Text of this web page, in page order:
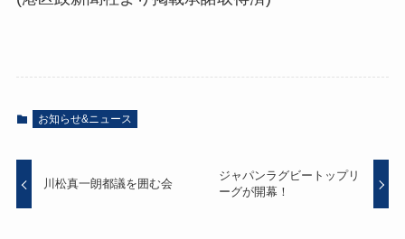
お知らせ&ニュース
川松真一朗都議を囲む会
ジャパンラグビートップリ
ーグが開幕！